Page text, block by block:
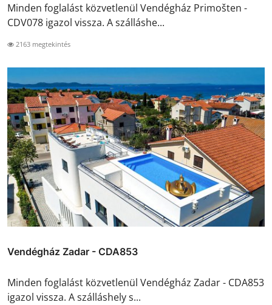
Minden foglalást közvetlenül Vendégház Primošten -
CDV078 igazol vissza. A szálláshe...
2163 megtekintés
Vendégház Zadar - CDA853
Minden foglalást közvetlenül Vendégház Zadar - CDA853
igazol vissza. A szálláshely s...